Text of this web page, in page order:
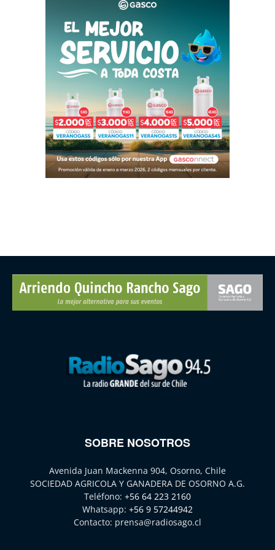
SOBRE NOSOTROS
Avenida Juan Mackenna 904, Osorno, Chile
SOCIEDAD AGRICOLA Y GANADERA DE OSORNO A.G.
Teléfono: +56 64 223 2160
Whatsapp: +56 9 57244942
Contacto: prensa@radiosago.cl